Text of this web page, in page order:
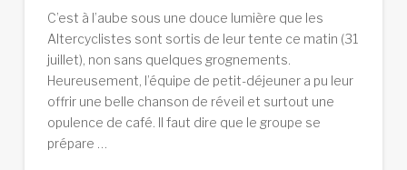
C’est à l’aube sous une douce lumière que les
Altercyclistes sont sortis de leur tente ce matin (31
juillet), non sans quelques grognements.
Heureusement, l’équipe de petit-déjeuner a pu leur
offrir une belle chanson de réveil et surtout une
opulence de café. Il faut dire que le groupe se
prépare …